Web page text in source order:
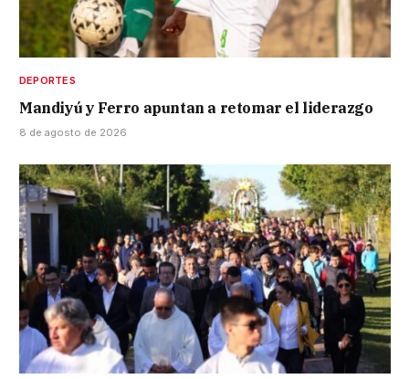
DEPORTES
Mandiyú y Ferro apuntan a retomar el liderazgo
8 de agosto de 2026